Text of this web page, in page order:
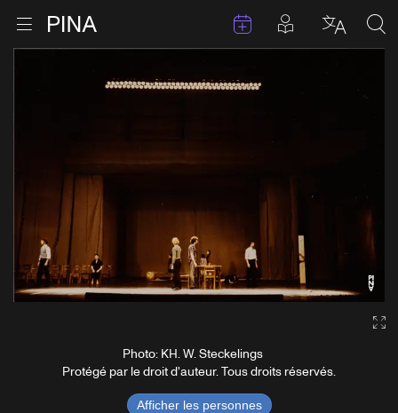
Ouvrir le menu Retour à la page d'accueil Évenements
Articles en
Photo: KH. W. Steckelings
Protégé par le droit d'auteur. Tous droits réservés.
Afficher les personnes